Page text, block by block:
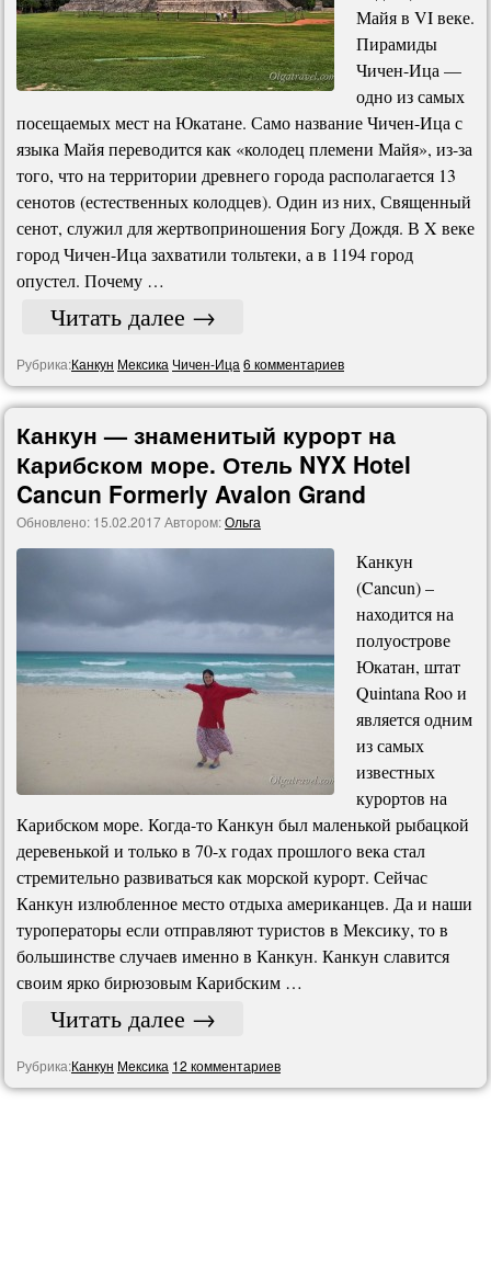
Майя в VI веке.
Пирамиды
Чичен-Ица —
одно из самых
посещаемых мест на Юкатане. Само название Чичен-Ица с
языка Майя переводится как «колодец племени Майя», из-за
того, что на территории древнего города располагается 13
сенотов (естественных колодцев). Один из них, Священный
сенот, служил для жертвоприношения Богу Дождя. В X веке
город Чичен-Ица захватили тольтеки, а в 1194 город
опустел. Почему …
Читать далее →
Рубрика:Канкун Мексика Чичен-Ица 6 комментариев
Канкун — знаменитый курорт на
Карибском море. Отель NYX Hotel
Cancun Formerly Avalon Grand
Обновлено: 15.02.2017Автором:Ольга
Канкун
(Cancun) –
находится на
полуострове
Юкатан, штат
Quintana Roo и
является одним
из самых
известных
курортов на
Карибском море. Когда-то Канкун был маленькой рыбацкой
деревенькой и только в 70-х годах прошлого века стал
стремительно развиваться как морской курорт. Сейчас
Канкун излюбленное место отдыха американцев. Да и наши
туроператоры если отправляют туристов в Мексику, то в
большинстве случаев именно в Канкун. Канкун славится
своим ярко бирюзовым Карибским …
Читать далее →
Рубрика:Канкун Мексика 12 комментариев